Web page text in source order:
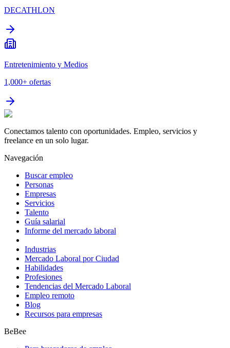
DECATHLON
Entretenimiento y Medios
1,000+ ofertas
Conectamos talento con oportunidades. Empleo, servicios y
freelance en un solo lugar.
Navegación
Buscar empleo
Personas
Empresas
Servicios
Talento
Guía salarial
Informe del mercado laboral
Industrias
Mercado Laboral por Ciudad
Habilidades
Profesiones
Tendencias del Mercado Laboral
Empleo remoto
Blog
Recursos para empresas
BeBee